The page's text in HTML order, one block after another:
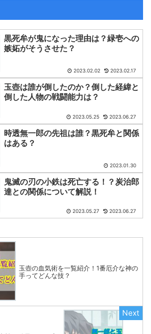
黒死牟が鬼になった理由は？緑壱への
嫉妬がそうさせた？
2023.02.02 2023.02.17
玉壺は誰が倒したのか？倒した経緯と
倒した人物の戦闘能力は？
2023.05.25 2023.06.27
時透無一郎の先祖は誰？黒死牟と関係
はある？
2023.01.30
鬼滅の刃の小鉄は死亡する！？炭治郎
達との関係について解説！
2023.05.27 2023.06.27
玉壺の血気術を一覧紹介！1番厄介な神の
手ってどんな技？